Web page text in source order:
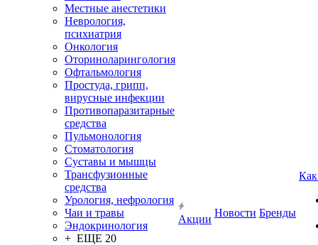
Местные анестетики
Неврология,
психиатрия
Онкология
Оториноларингология
Офтальмология
Простуда, грипп,
вирусные инфекции
Противопаразитарные
средства
Пульмонология
Стоматология
Суставы и мышцы
Трансфузионные
средства
Урология, нефрология
Чаи и травы
Эндокринология
+ ЕЩЕ 20
Акции
Новости Бренды